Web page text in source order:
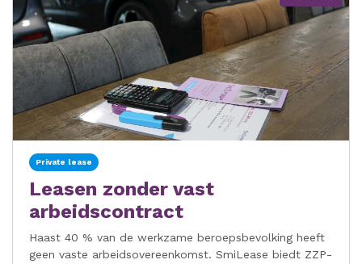
Private lease
Leasen zonder vast
arbeidscontract
Haast 40 % van de werkzame beroepsbevolking heeft
geen vaste arbeidsovereenkomst. SmiLease biedt ZZP-